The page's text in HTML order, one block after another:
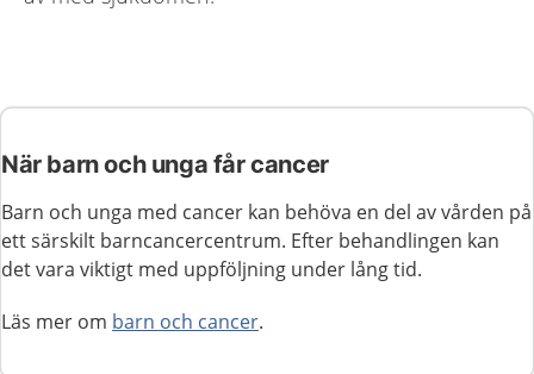
När barn och unga får cancer
Barn och unga med cancer kan behöva en del av vården på
ett särskilt barncancercentrum. Efter behandlingen kan
det vara viktigt med uppföljning under lång tid.
Läs mer om barn och cancer.